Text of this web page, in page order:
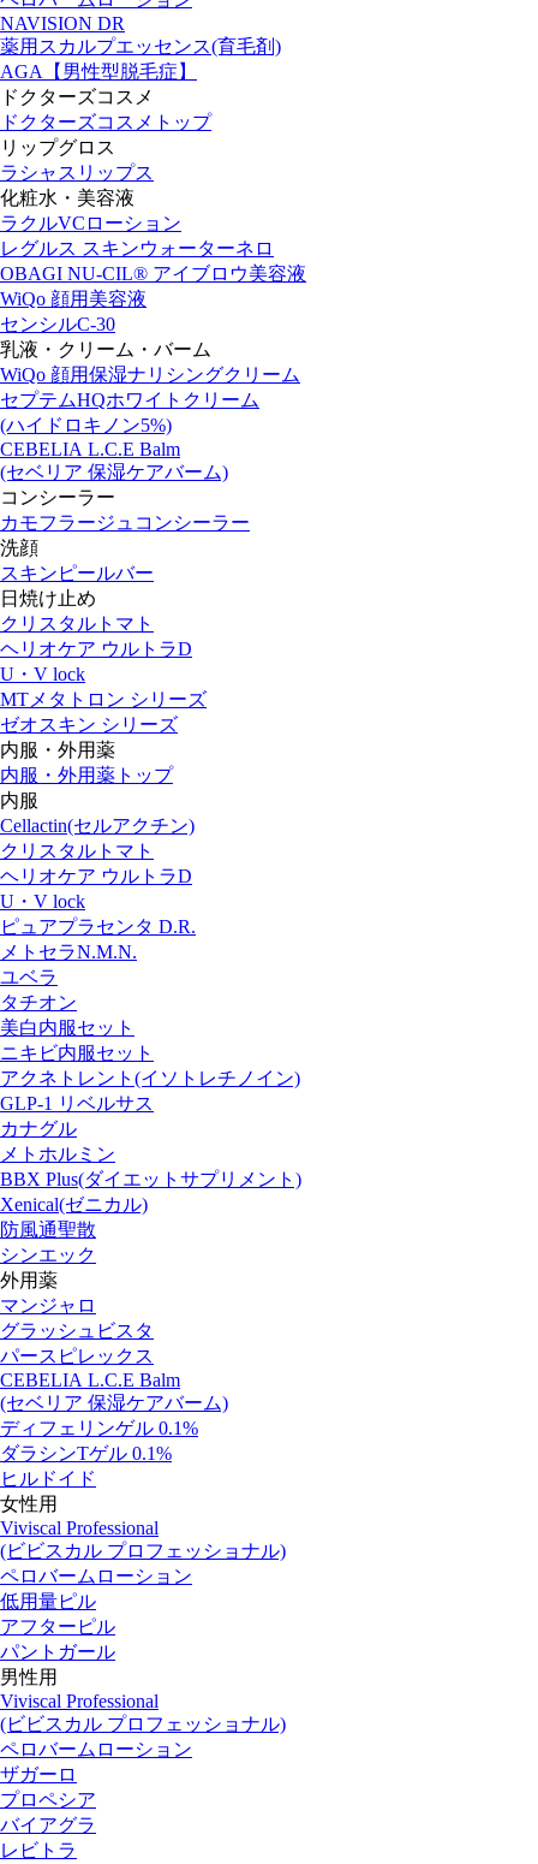
NAVISION DR
薬用スカルプエッセンス(育毛剤)
AGA【男性型脱毛症】
ドクターズコスメ
ドクターズコスメトップ
リップグロス
ラシャスリップス
化粧水・美容液
ラクルVCローション
レグルス スキンウォーターネロ
OBAGI NU-CIL® アイブロウ美容液
WiQo 顔用美容液
センシルC-30
乳液・クリーム・バーム
WiQo 顔用保湿ナリシングクリーム
セプテムHQホワイトクリーム
(ハイドロキノン5%)
CEBELIA L.C.E Balm
(セベリア 保湿ケアバーム)
コンシーラー
カモフラージュコンシーラー
洗顔
スキンピールバー
日焼け止め
クリスタルトマト
ヘリオケア ウルトラD
U・V lock
MTメタトロン シリーズ
ゼオスキン シリーズ
内服・外用薬
内服・外用薬トップ
内服
Cellactin(セルアクチン)
クリスタルトマト
ヘリオケア ウルトラD
U・V lock
ピュアプラセンタ D.R.
メトセラN.M.N.
ユベラ
タチオン
美白内服セット
ニキビ内服セット
アクネトレント(イソトレチノイン)
GLP-1 リベルサス
カナグル
メトホルミン
BBX Plus(ダイエットサプリメント)
Xenical(ゼニカル)
防風通聖散
シンエック
外用薬
マンジャロ
グラッシュビスタ
パースピレックス
CEBELIA L.C.E Balm
(セベリア 保湿ケアバーム)
ディフェリンゲル 0.1%
ダラシンTゲル 0.1%
ヒルドイド
女性用
Viviscal Professional
(ビビスカル プロフェッショナル)
ペロバームローション
低用量ピル
アフターピル
パントガール
男性用
Viviscal Professional
(ビビスカル プロフェッショナル)
ペロバームローション
ザガーロ
プロペシア
バイアグラ
レビトラ